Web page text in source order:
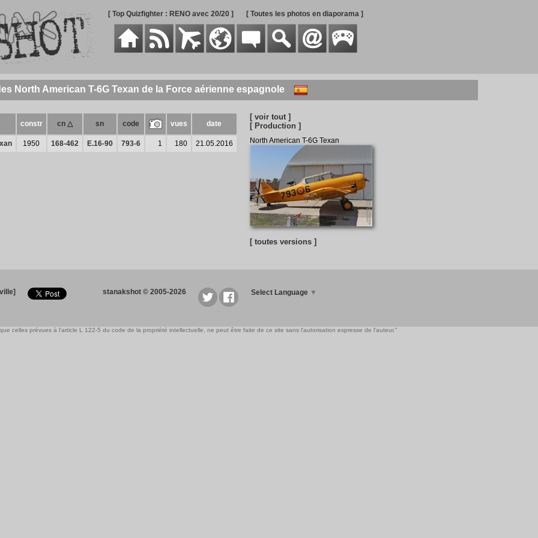
[ Top Quizfighter : RENO avec 20/20 ] [ Toutes les photos en diaporama ]
North American T-6G Texan de la Force aérienne espagnole
constr cn △ sn code vues date
1950 168-462 E.16-90 793-6 1 180 21.05.2016
[ voir tout ]
[ Production ]
North American T-6G Texan
[ toutes versions ]
stanakshot © 2005-2026 Select Language ▼
celles prévues à l'article L 122-5 du code de la propriété intellectuelle, ne peut être faite de ce site sans l'autorisation expresse de l'auteur."